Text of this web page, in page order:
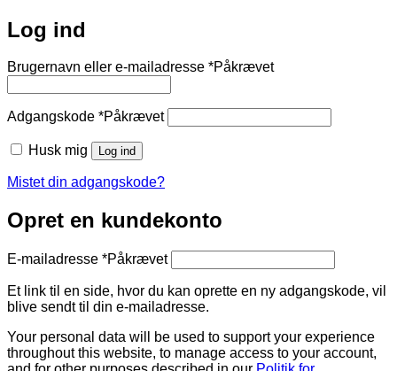
Log ind
Brugernavn eller e-mailadresse *Påkrævet
Adgangskode *Påkrævet
Husk mig Log ind
Mistet din adgangskode?
Opret en kundekonto
E-mailadresse *Påkrævet
Et link til en side, hvor du kan oprette en ny adgangskode, vil
blive sendt til din e-mailadresse.
Your personal data will be used to support your experience
throughout this website, to manage access to your account,